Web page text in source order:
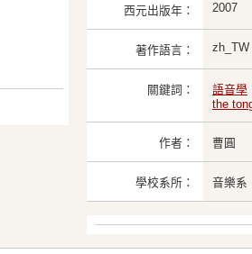
西元出版年： 2007
著作語言： zh_TW
關鍵詞： 語音學
the
作者： 曹圓
學校系所： 音樂系